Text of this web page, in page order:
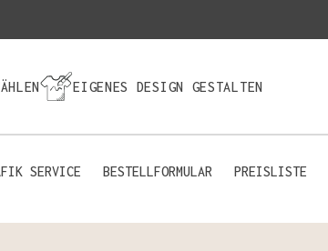
EIGENES DESIGN GESTALTEN
SERVICE BESTELLFORMULAR PREISLISTE